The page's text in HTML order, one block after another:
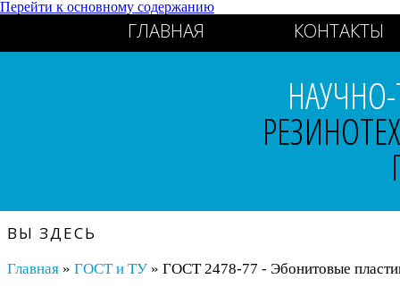
Перейти к основному содержанию
ГЛАВНАЯ КОНТАКТЫ
ВЫ ЗДЕСЬ
Главная» ГОСТ и ТУ» ГОСТ 2478-77 - Эбонитовые